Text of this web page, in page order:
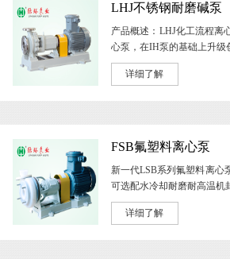
LHJ不锈钢耐磨碱泵
产品概述： LHJ化工流程离
心泵，在IH泵的基础上升级
详细了解
FSB氟塑料离心泵
新一代LSB系列氟塑料 离
可选配水冷却耐磨耐高温机
详细了解